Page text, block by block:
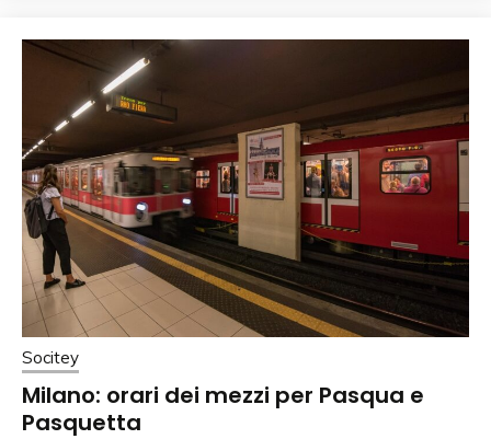
Socitey
Milano: orari dei mezzi per Pasqua e
Pasquetta